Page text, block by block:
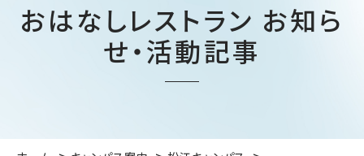
おはなしレストラン お知ら
せ・活動記事